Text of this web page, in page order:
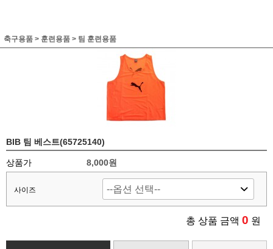
축구용품 > 훈련용품 > 팀 훈련용품
BIB 팀 베스트(65725140)
상품가 8,000원
사이즈
총 상품 금액 0 원